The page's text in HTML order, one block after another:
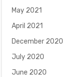
May 2021
April 2021
December 2020
July 2020
June 2020